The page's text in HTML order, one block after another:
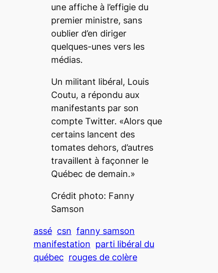
une affiche à l’effigie du
premier ministre, sans
oublier d’en diriger
quelques-unes vers les
médias.
Un militant libéral, Louis
Coutu, a répondu aux
manifestants par son
compte Twitter. «Alors que
certains lancent des
tomates dehors, d’autres
travaillent à façonner le
Québec de demain.»
Crédit photo: Fanny
Samson
assé csn fanny samson
manifestation parti libéral du
québec rouges de colère